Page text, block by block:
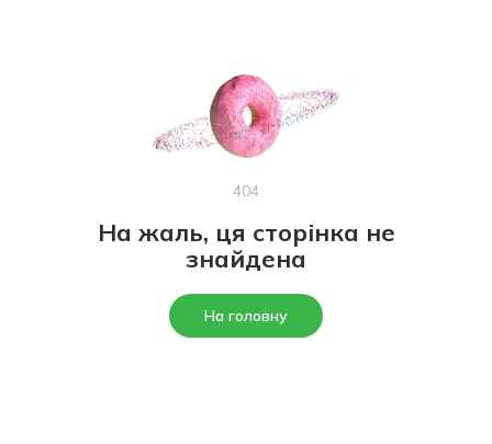
404
На жаль, ця сторінка не
знайдена
На головну